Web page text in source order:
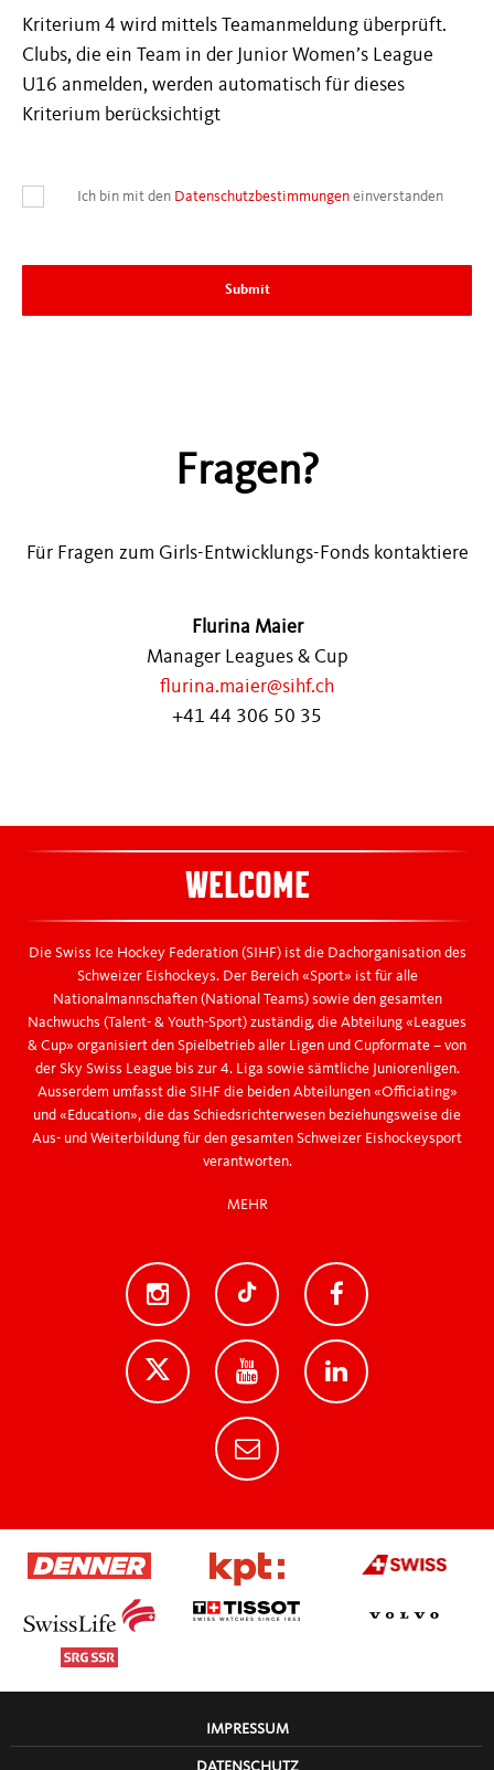
Kriterium 4 wird mittels Teamanmeldung überprüft.
Clubs, die ein Team in der Junior Women’s League
U16 anmelden, werden automatisch für dieses
Kriterium berücksichtigt
Ich bin mit den Datenschutzbestimmungen einverstanden
Fragen?
Für Fragen zum Girls-Entwicklungs-Fonds kontaktiere
Flurina Maier
Manager Leagues & Cup
flurina.maier@sihf.ch
+41 44 306 50 35
WELCOME
Die Swiss Ice Hockey Federation (SIHF) ist die Dachorganisation des
Schweizer Eishockeys. Der Bereich «Sport» ist für alle
Nationalmannschaften (National Teams) sowie den gesamten
Nachwuchs (Talent- & Youth-Sport) zuständig, die Abteilung «Leagues
& Cup» organisiert den Spielbetrieb aller Ligen und Cupformate – von
der Sky Swiss League bis zur 4. Liga sowie sämtliche Juniorenligen.
Ausserdem umfasst die SIHF die beiden Abteilungen «Officiating»
und «Education», die das Schiedsrichterwesen beziehungsweise die
Aus- und Weiterbildung für den gesamten Schweizer Eishockeysport
verantworten.
MEHR
IMPRESSUM